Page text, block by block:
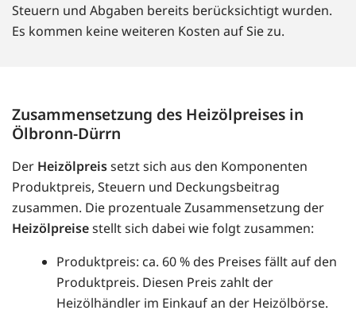
Steuern und Abgaben bereits berücksichtigt wurden.
Es kommen keine weiteren Kosten auf Sie zu.
Zusammensetzung des Heizölpreises in
Ölbronn-Dürrn
Der Heizölpreissetzt sich aus den Komponenten
Produktpreis, Steuern und Deckungsbeitrag
zusammen. Die prozentuale Zusammensetzung der
Heizölpreisestellt sich dabei wie folgt zusammen:
Produktpreis: ca. 60 % des Preises fällt auf den
Produktpreis. Diesen Preis zahlt der
Heizölhändler im Einkauf an der Heizölbörse.